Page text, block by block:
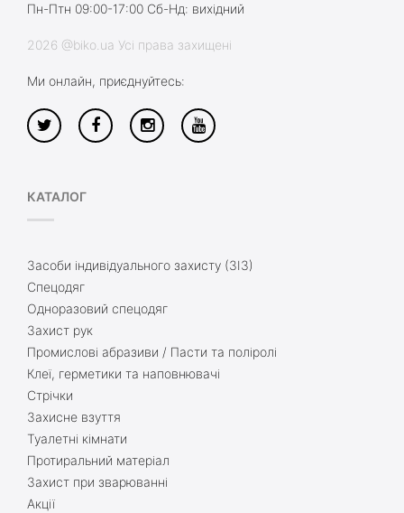
Пн-Птн 09:00-17:00 Сб-Нд: вихідний
2026 @biko.ua Усі права захищені
Ми онлайн, приєднуйтесь:
КАТАЛОГ
Засоби індивідуального захисту (ЗІЗ)
Спецодяг
Одноразовий спецодяг
Захист рук
Промислові абразиви / Пасти та поліролі
Клеї, герметики та наповнювачі
Стрічки
Захисне взуття
Туалетні кімнати
Протиральний матеріал
Захист при зварюванні
Акції